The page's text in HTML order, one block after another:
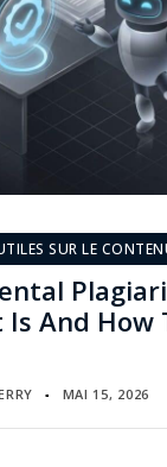
SUR LE
And How
▪ MAI 15, 2026